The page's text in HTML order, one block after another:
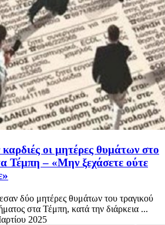
οι μητέρες θυμάτων στο
Τέμπη – «Μην ξεχάσετε ούτε
δύο μητέρες θυμάτων του τραγικού
στα Τέμπη, κατά την διάρκεια ...
2025